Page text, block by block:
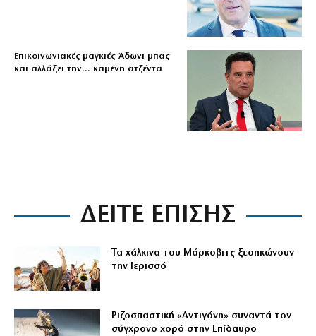
Επικοινωνιακές μαγκιές Άδωνι μπας
και αλλάξει την… καμένη ατζέντα
ΔΕΙΤΕ ΕΠΙΣΗΣ
Τα χάλκινα του Μάρκοβιτς ξεσηκώνουν
την Ιερισσό
Ριζοσπαστική «Αντιγόνη» συναντά τον
σύγχρονο χορό στην Επίδαυρο